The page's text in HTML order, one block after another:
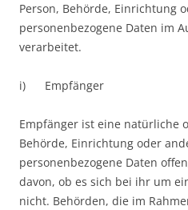
Person, Behörde, Einrichtung
personenbezogene Daten im
verarbeitet.
i) Empfänger
Empfänger ist eine natürliche
Behörde, Einrichtung oder
personenbezogene Daten
davon, ob es sich bei ihr um
nicht. Behörden, die im